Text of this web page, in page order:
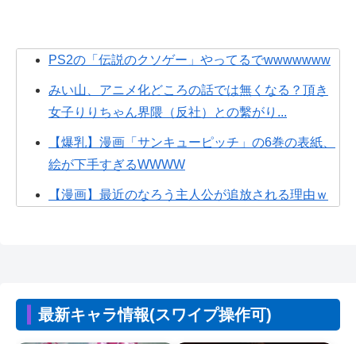
PS2の「伝説のクソゲー」やってるでwwwwwww
みい山、アニメ化どころの話では無くなる？頂き
女子りりちゃん界隈（反社）との繫がり...
【爆乳】漫画「サンキューピッチ」の6巻の表紙、
絵が下手すぎるWWWW
【漫画】最近のなろう主人公が追放される理由ｗ
【画像】なぜか読める画像が発見される。お前ら
の想像の10倍読めるｗｗｗｗ
最新キャラ情報(スワイプ操作可)